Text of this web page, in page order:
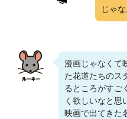
じゃな
漫画じゃなくて
た花道たちのス
るところがすご
く欲しいなと思
映画で出てきた